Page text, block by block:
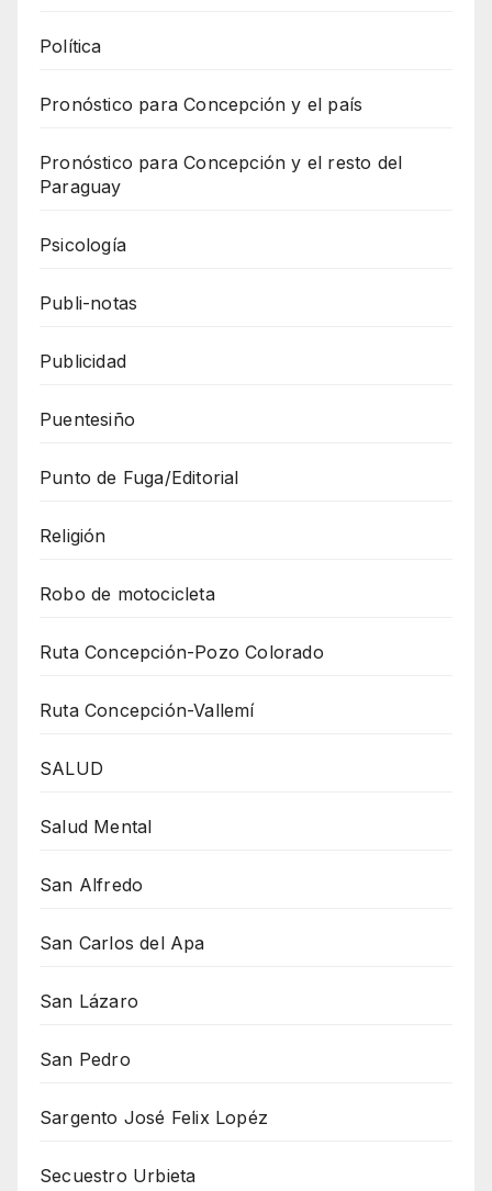
Política
Pronóstico para Concepción y el país
Pronóstico para Concepción y el resto del
Paraguay
Psicología
Publi-notas
Publicidad
Puentesiño
Punto de Fuga/Editorial
Religión
Robo de motocicleta
Ruta Concepción-Pozo Colorado
Ruta Concepción-Vallemí
SALUD
Salud Mental
San Alfredo
San Carlos del Apa
San Lázaro
San Pedro
Sargento José Felix Lopéz
Secuestro Urbieta